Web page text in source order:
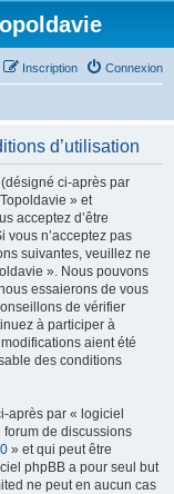
Connexion
Inscription
d’utilisation
ci-après par
» et
acceptez d’être
vous n’acceptez pas
suivantes, veuillez ne
». Nous pouvons
essaierons de vous
de vérifier
à participer à
aient été
des conditions
après par « logiciel
de discussions
» et qui peut être
phpBB a pour seul but
ne peut en aucun cas